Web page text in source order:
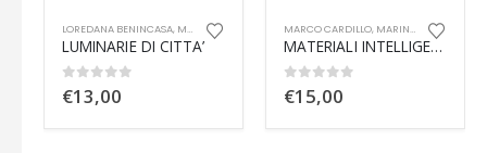
,MODA E DESIGN
MARCO CARDILLO ,MARINELLA FERRARA MODA E DESIGN
0 out of 5
€15,00
CINZIA FERRARA,MODA E DESIGN
0 out of 5
€15,00